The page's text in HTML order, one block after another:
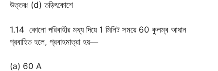
উত্তরঃ (d) তড়িৎকোশে
1.14 কোনো পরিবাহীর মধ্য দিয়ে 1 মিনিট সময়ে 60 কুলম্ব আধান
প্রবাহিত হলে, প্রবাহমাত্রা হয়—
(a) 60 A